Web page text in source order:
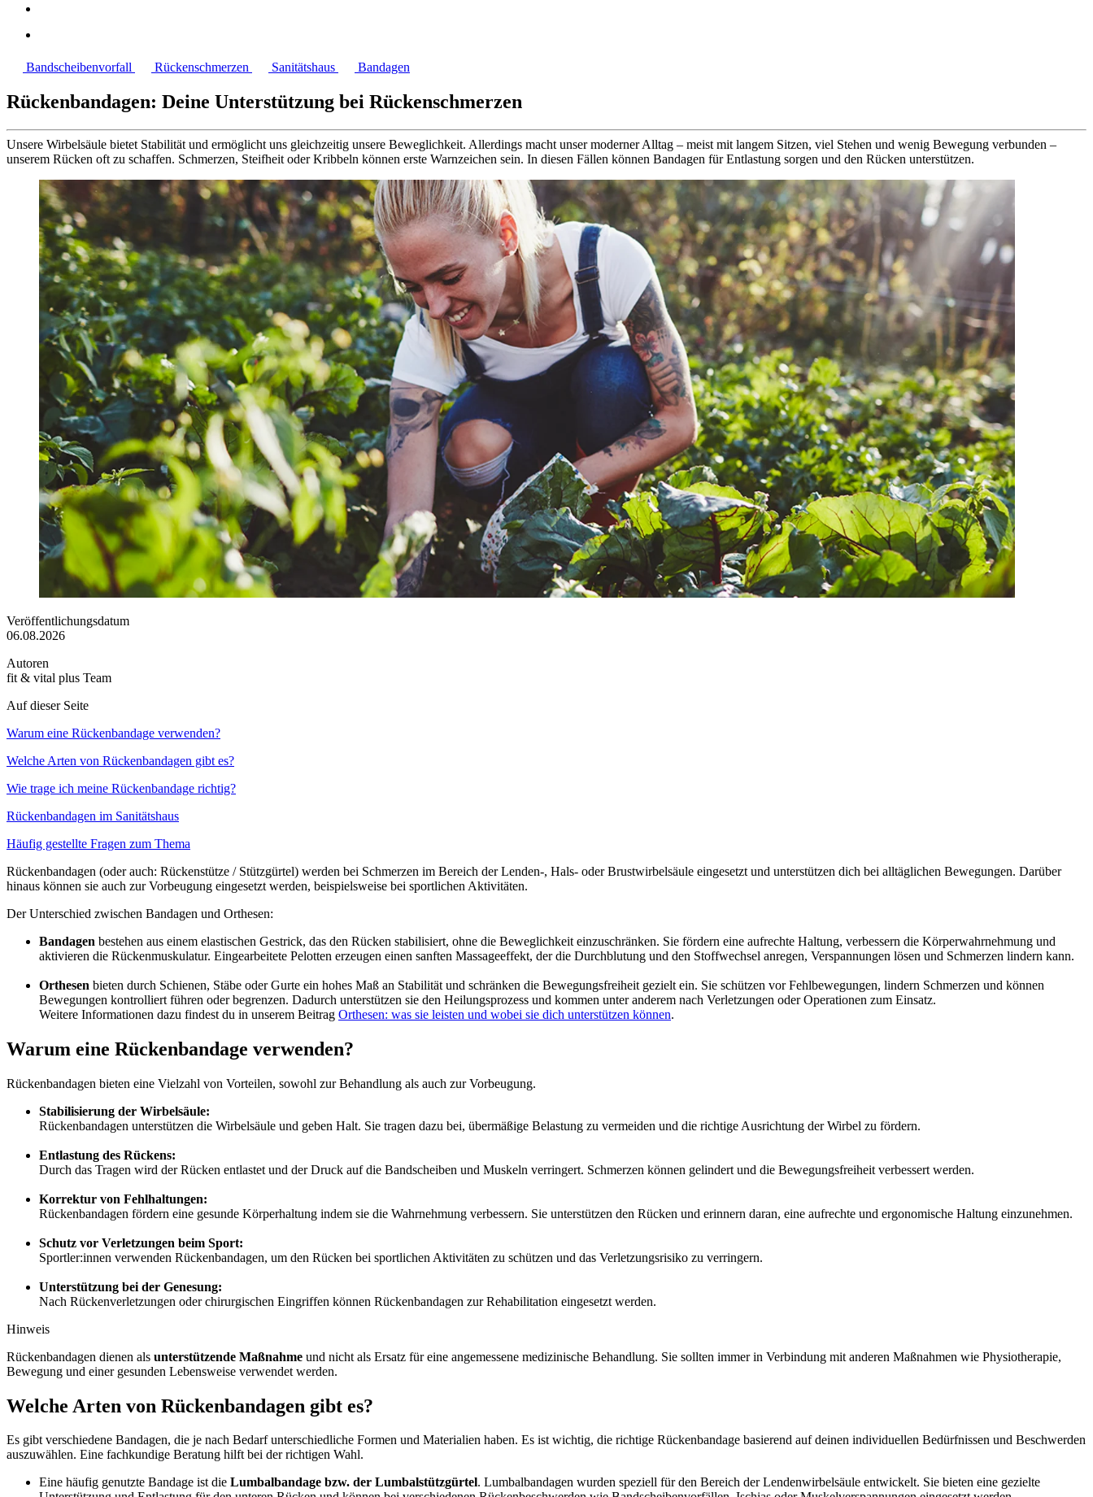
Bandscheibenvorfall Rückenschmerzen Sanitätshaus Bandagen
Rückenbandagen: Deine Unterstützung bei Rückenschmerzen
Unsere Wirbelsäule bietet Stabilität und ermöglicht uns gleichzeitig unsere Beweglichkeit. Allerdings macht unser moderner Alltag – meist mit langem Sitzen, viel Stehen und wenig Bewegung verbunden –
unserem Rücken oft zu schaffen. Schmerzen, Steifheit oder Kribbeln können erste Warnzeichen sein. In diesen Fällen können Bandagen für Entlastung sorgen und den Rücken unterstützen.
Veröffentlichungsdatum
06.08.2026
Autoren
fit & vital plus Team
Auf dieser Seite
Warum eine Rücken­bandage ver­wen­den?
Welche Arten von Rückenbandagen gibt es?
Wie trage ich meine Rückenbandage richtig?
Rückenbandagen im Sanitätshaus
Häufig gestellte Fragen zum Thema
Rückenbandagen (oder auch: Rückenstütze / Stützgürtel) werden bei Schmerzen im Bereich der Lenden-, Hals- oder Brustwirbelsäule eingesetzt und unterstützen dich bei alltäglichen Bewegungen. Darüber
hinaus können sie auch zur Vorbeugung eingesetzt werden, beispielsweise bei sportlichen Aktivitäten.
Der Unterschied zwischen Bandagen und Orthesen:
Bandagen bestehen aus einem elastischen Gestrick, das den Rücken stabilisiert, ohne die Beweglichkeit einzuschränken. Sie fördern eine aufrechte Haltung, verbessern die Körperwahrnehmung und
aktivieren die Rückenmuskulatur. Eingearbeitete Pelotten erzeugen einen sanften Massageeffekt, der die Durchblutung und den Stoffwechsel anregen, Verspannungen lösen und Schmerzen lindern kann.
Orthesen bieten durch Schienen, Stäbe oder Gurte ein hohes Maß an Stabilität und schränken die Bewegungsfreiheit gezielt ein. Sie schützen vor Fehlbewegungen, lindern Schmerzen und können
Bewegungen kontrolliert führen oder begrenzen. Dadurch unterstützen sie den Heilungsprozess und kommen unter anderem nach Verletzungen oder Operationen zum Einsatz.
Weitere Informationen dazu findest du in unserem Beitrag Orthesen: was sie leisten und wobei sie dich unterstützen können.
Warum eine Rücken­bandage ver­wen­den?
Rückenbandagen bieten eine Vielzahl von Vorteilen, sowohl zur Behandlung als auch zur Vorbeugung.
Stabilisierung der Wirbelsäule:
Rückenbandagen unterstützen die Wirbelsäule und geben Halt. Sie tragen dazu bei, übermäßige Belastung zu vermeiden und die richtige Ausrichtung der Wirbel zu fördern.
Entlastung des Rückens:
Durch das Tragen wird der Rücken entlastet und der Druck auf die Bandscheiben und Muskeln verringert. Schmerzen können gelindert und die Bewegungsfreiheit verbessert werden.
Korrektur von Fehlhaltungen:
Rückenbandagen fördern eine gesunde Körperhaltung indem sie die Wahrnehmung verbessern. Sie unterstützen den Rücken und erinnern daran, eine aufrechte und ergonomische Haltung einzunehmen.
Schutz vor Verletzungen beim Sport:
Sportler:innen verwenden Rückenbandagen, um den Rücken bei sportlichen Aktivitäten zu schützen und das Verletzungsrisiko zu verringern.
Unterstützung bei der Genesung:
Nach Rückenverletzungen oder chirurgischen Eingriffen können Rückenbandagen zur Rehabilitation eingesetzt werden.
Hinweis
Rückenbandagen dienen als unterstützende Maßnahme und nicht als Ersatz für eine angemessene medizinische Behandlung. Sie sollten immer in Verbindung mit anderen Maßnahmen wie Physiotherapie,
Bewegung und einer gesunden Lebensweise verwendet werden.
Welche Arten von Rückenbandagen gibt es?
Es gibt verschiedene Bandagen, die je nach Bedarf unterschiedliche Formen und Materialien haben. Es ist wichtig, die richtige Rückenbandage basierend auf deinen individuellen Bedürfnissen und Beschwerden
auszuwählen. Eine fachkundige Beratung hilft bei der richtigen Wahl.
Eine häufig genutzte Bandage ist die Lumbalbandage bzw. der Lumbalstützgürtel. Lumbalbandagen wurden speziell für den Bereich der Lendenwirbelsäule entwickelt. Sie bieten eine gezielte